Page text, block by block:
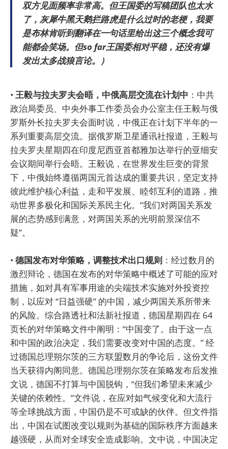
双方见面频率非常高。但王国委的写稿团队也太水
了，灰犀牛黑天鹅拦路虎是什么过时的老梗，我要
是布林肯听到翻译在一句话里给出这三个概念我可
能都会笑场。但so far王国委相对平稳，还没有爆
发出太多战狼言论。）
• 王毅与拉夫罗夫会晤，中俄高层交流在计划中 ：中共
政治局委员、中央外事工作委员会办公室主任王毅与俄
罗斯外长拉夫罗夫会面时说，中俄正在计划下半年的一
系列重要高层交流。据俄罗斯卫星通讯社报道，王毅与
拉夫罗夫星期四在印度尼西亚首都雅加达举行的亚细安
会议期间举行会晤。王毅说，在世界发生巨变的背景
下，中俄始终遵循两国元首达成的重要共识，坚定支持
彼此维护核心利益，走和平发展、睦邻互利的道路，推
动世界多极化和国际关系民主化。“我们对两国关系发
展的态势感到满意，对两国关系的光明前景深信不
疑”。
• 德国发布对华策略，调整技术出口规则 ：经过数月的
激烈辩论，德国在发布的对华策略中概述了可能的应对
措施，如对具有军事用途的尖端技术实施对外投资控
制，以应对 “日益强硬” 的中国，减少两国关系所带来
的风险。综合路透社和法新社报道，德国星期四在 64
页长的对华策略文件中阐明：“中国变了。由于这一点
和中国的政治决定，我们需要改变对中国的态度。” 经
过德国总理朔尔茨的三方联盟数月的争论后，这份文件
当天获得内阁同意。德国总理朔尔茨在策略发布后发推
文说，德国不打算与中国脱钩，“但我们希望未来减少
关键的依赖性。”文件说，在应对如气候变化和大流行
等全球挑战方面，中国仍是不可或缺的伙伴。但文件指
出，中国在试图改变以规则为基础的国际秩序方面越来
越强硬，从而对全球安全造成影响。文中说，中国决定